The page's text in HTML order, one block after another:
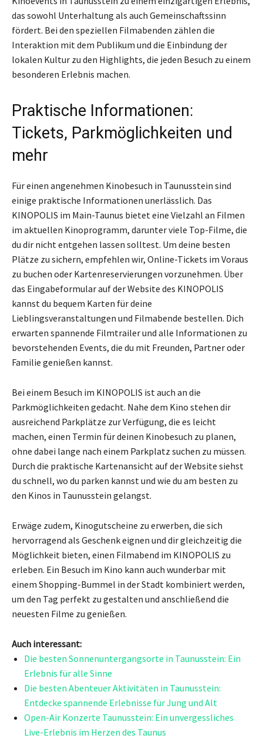
das sowohl Unterhaltung als auch Gemeinschaftssinn
fördert. Bei den speziellen Filmabenden zählen die
Interaktion mit dem Publikum und die Einbindung der
lokalen Kultur zu den Highlights, die jeden Besuch zu einem
besonderen Erlebnis machen.
Praktische Informationen:
Tickets, Parkmöglichkeiten und
mehr
Für einen angenehmen Kinobesuch in Taunusstein sind
einige praktische Informationen unerlässlich. Das
KINOPOLIS im Main-Taunus bietet eine Vielzahl an Filmen
im aktuellen Kinoprogramm, darunter viele Top-Filme, die
du dir nicht entgehen lassen solltest. Um deine besten
Plätze zu sichern, empfehlen wir, Online-Tickets im Voraus
zu buchen oder Kartenreservierungen vorzunehmen. Über
das Eingabeformular auf der Website des KINOPOLIS
kannst du bequem Karten für deine
Lieblingsveranstaltungen und Filmabende bestellen. Dich
erwarten spannende Filmtrailer und alle Informationen zu
bevorstehenden Events, die du mit Freunden, Partner oder
Familie genießen kannst.
Bei einem Besuch im KINOPOLIS ist auch an die
Parkmöglichkeiten gedacht. Nahe dem Kino stehen dir
ausreichend Parkplätze zur Verfügung, die es leicht
machen, einen Termin für deinen Kinobesuch zu planen,
ohne dabei lange nach einem Parkplatz suchen zu müssen.
Durch die praktische Kartenansicht auf der Website siehst
du schnell, wo du parken kannst und wie du am besten zu
den Kinos in Taunusstein gelangst.
Erwäge zudem, Kinogutscheine zu erwerben, die sich
hervorragend als Geschenk eignen und dir gleichzeitig die
Möglichkeit bieten, einen Filmabend im KINOPOLIS zu
erleben. Ein Besuch im Kino kann auch wunderbar mit
einem Shopping-Bummel in der Stadt kombiniert werden,
um den Tag perfekt zu gestalten und anschließend die
neuesten Filme zu genießen.
Auch interessant:
Die besten Sonnenuntergangsorte in Taunusstein: Ein
Erlebnis für alle Sinne
Die besten Abenteuer Aktivitäten in Taunusstein:
Entdecke spannende Erlebnisse für Jung und Alt
Open-Air Konzerte Taunusstein: Ein unvergessliches
Live-Erlebnis im Herzen des Taunus